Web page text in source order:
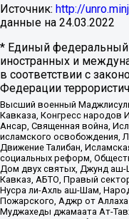
Источник: http://
данные на 24.03.2022
* Единый федеральный
иностранных и
в соответствии с
Федерации
Высший военный
Кавказа, Конгресс народов
Ансар, Священная война,
исламского освобождения,
Движение Талибан,
социальных реформ,
Дом двух святых, Джунд
Кавказ, АБТО, Правый
Нусра ли-Ахль аш-Шам,
Пожарского, Аджр от Аллаха
Муджахеды джамаата Ат-